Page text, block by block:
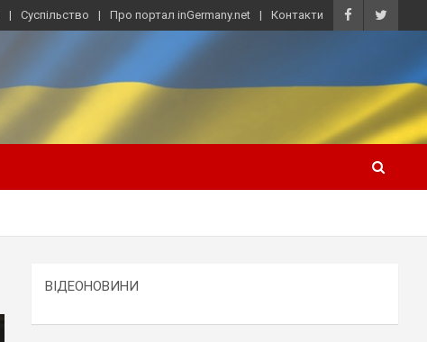
Суспільство Про портал inGermany.net Контакти
ВІДЕОНОВИНИ